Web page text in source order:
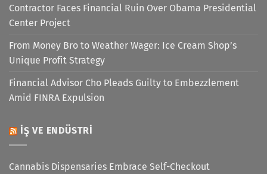
Contractor Faces Financial Ruin Over Obama Presidential
Center Project
From Money Bro to Weather Wager: Ice Cream Shop’s
Unique Profit Strategy
Financial Advisor Cho Pleads Guilty to Embezzlement
Amid FINRA Expulsion
İŞ VE ENDÜSTRI
Cannabis Dispensaries Embrace Self-Checkout